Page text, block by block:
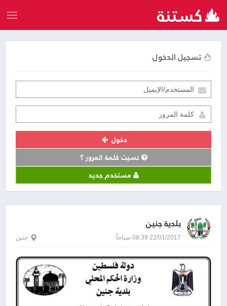
تسجيل الدخول
دخول
نسيت كلمة المرور ؟
مستخدم جديد
بلدية جنين
22/01/2017 08:39 صباحاً جنين